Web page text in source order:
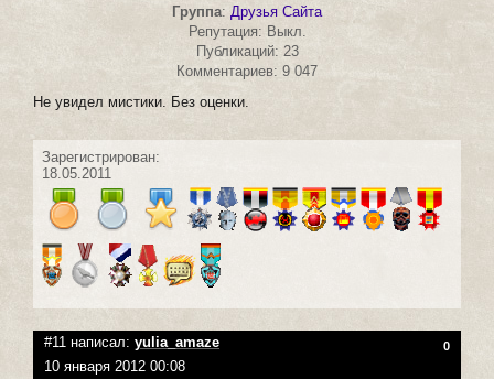
Группа: Друзья Сайта
Репутация: Выкл.
Публикаций: 23
Комментариев: 9 047
Не увидел мистики. Без оценки.
Зарегистрирован:
18.05.2011
#11 написал: yulia_amaze 0
10 января 2012 00:08